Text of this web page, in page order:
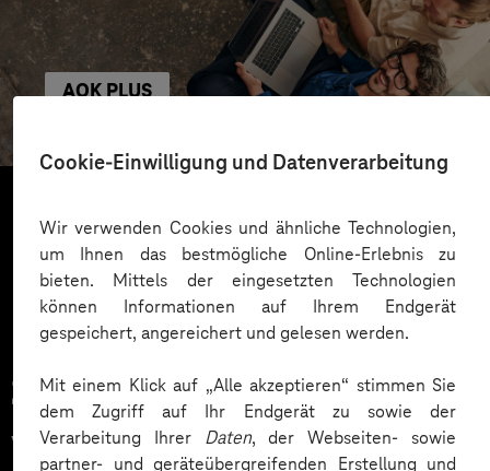
Cookie-Einwilligung und Datenverarbeitung
Wir verwenden Cookies und ähnliche Technologien,
um Ihnen das bestmögliche Online-Erlebnis zu
bieten. Mittels der eingesetzten Technologien
können Informationen auf Ihrem Endgerät
gespeichert, angereichert und gelesen werden.
Mit einem Klick auf „Alle akzeptieren“ stimmen Sie
dem Zugriff auf Ihr Endgerät zu sowie der
Verarbeitung Ihrer Daten, der Webseiten- sowie
partner- und geräteübergreifenden Erstellung und
AOK PLUS
Mehr laden
Zahlreiche Unternehmen
vertrauen auf unsere